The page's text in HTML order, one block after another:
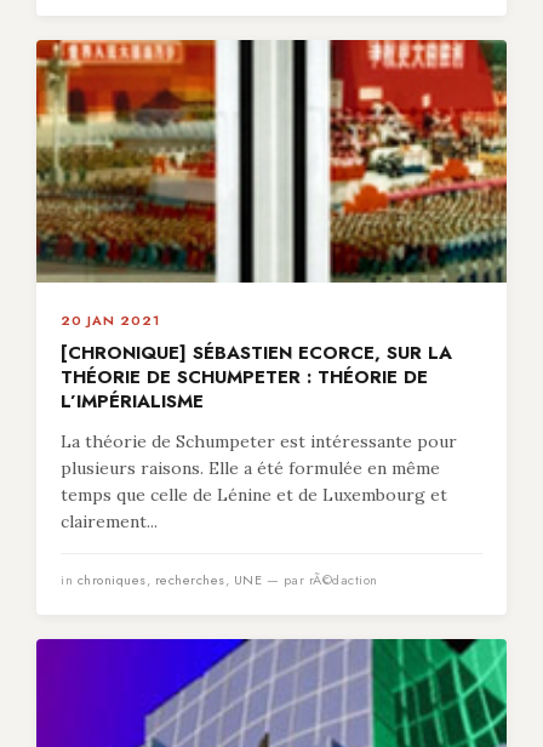
20 JAN 2021
[CHRONIQUE] SÉBASTIEN ECORCE, SUR LA
THÉORIE DE SCHUMPETER : THÉORIE DE
L’IMPÉRIALISME
La théorie de Schumpeter est intéressante pour
plusieurs raisons. Elle a été formulée en même
temps que celle de Lénine et de Luxembourg et
clairement...
in chroniques, recherches, UNE — par rÃ©daction